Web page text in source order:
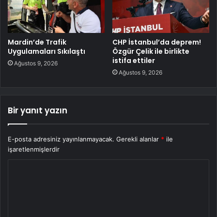
Mardin’de Trafik
Uygulamaları Sıkılaştı
Ağustos 9, 2026
CHP İstanbul’da deprem!
Özgür Çelik ile birlikte
istifa ettiler
Ağustos 9, 2026
Bir yanıt yazın
E-posta adresiniz yayınlanmayacak. Gerekli alanlar * ile
işaretlenmişlerdir